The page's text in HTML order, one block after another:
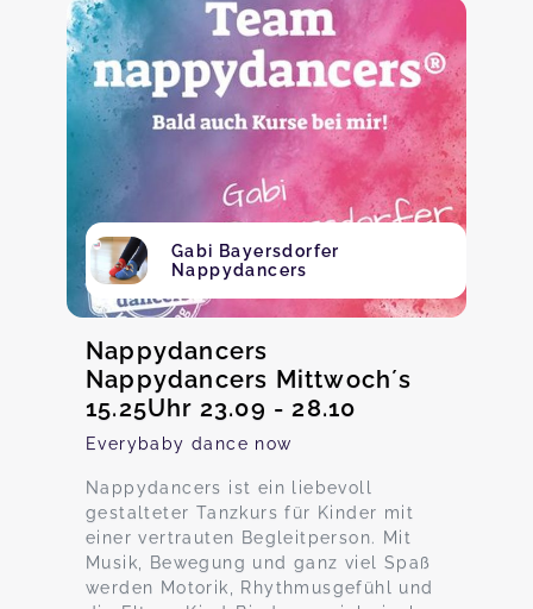
Gabi Bayersdorfer
Nappydancers
Nappydancers
Nappydancers Mittwoch´s
15.25Uhr 23.09 - 28.10
Everybaby dance now
Nappydancers ist ein liebevoll
gestalteter Tanzkurs für Kinder mit
einer vertrauten Begleitperson. Mit
Musik, Bewegung und ganz viel Spaß
werden Motorik, Rhythmusgefühl und